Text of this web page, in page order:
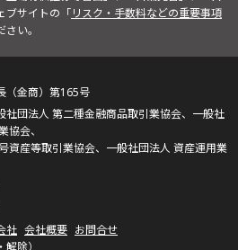
ブサイトの「リスク・手数料などの重要事項
い。
金商）第165号
社団法人 第二種金融商品取引業協会、一般社
協会、
資産等取引業協会、一般社団法人 資産運用業
社 会社概要 お問合せ